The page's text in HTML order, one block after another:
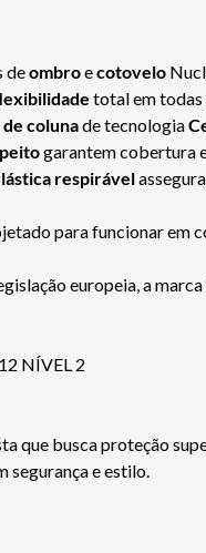
deombroecotovelo
total em todas
colunade tecnologia
peitogarantem cobertura
respirável
para funcionar em
europeia, a
NÍVEL 2
que busca proteção
segurança e estilo.